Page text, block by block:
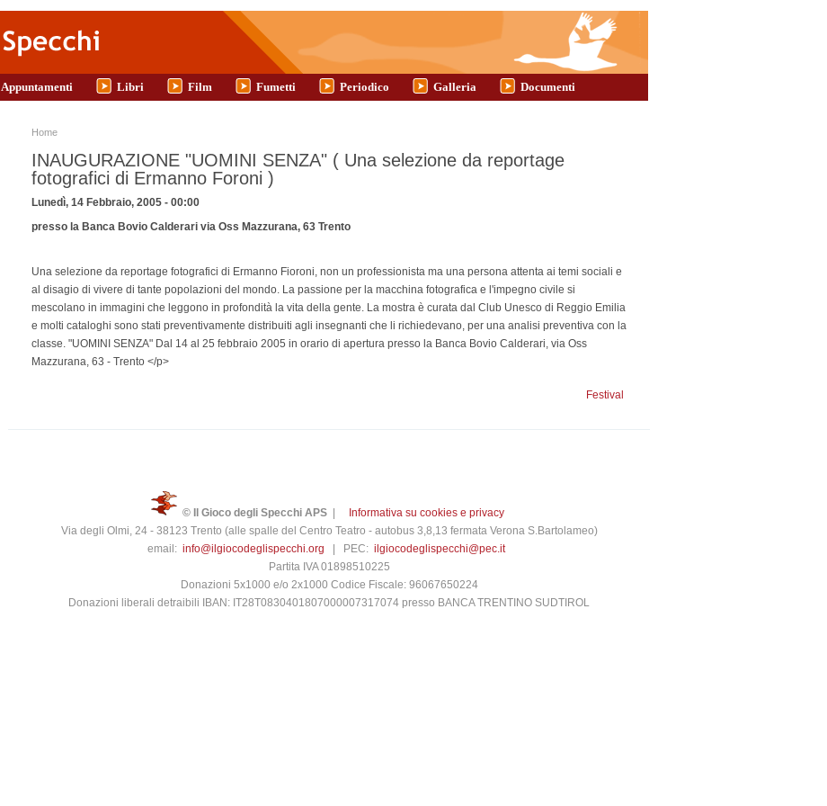
Appuntamenti Libri Film Fumetti Periodico Galleria Documenti
Tu sei qui
Home
INAUGURAZIONE "UOMINI SENZA" ( Una selezione da reportage
fotografici di Ermanno Foroni )
Lunedì, 14 Febbraio, 2005 - 00:00
presso la Banca Bovio Calderari via Oss Mazzurana, 63 Trento
Una selezione da reportage fotografici di Ermanno Fioroni, non un professionista ma una persona attenta ai temi sociali e
al disagio di vivere di tante popolazioni del mondo. La passione per la macchina fotografica e l'impegno civile si
mescolano in immagini che leggono in profondità la vita della gente. La mostra è curata dal Club Unesco di Reggio Emilia
e molti cataloghi sono stati preventivamente distribuiti agli insegnanti che li richiedevano, per una analisi preventiva con la
classe. "UOMINI SENZA" Dal 14 al 25 febbraio 2005 in orario di apertura presso la Banca Bovio Calderari, via Oss
Mazzurana, 63 - Trento </p>
Festival
© Il Gioco degli Specchi APS|
Informativa su cookies e privacy
Via degli Olmi, 24 - 38123 Trento (alle spalle del Centro Teatro - autobus 3,8,13 fermata Verona S.Bartolameo)
email: info@ilgiocodeglispecchi.org | PEC: ilgiocodeglispecchi@pec.it
Partita IVA 01898510225
Donazioni 5x1000 e/o 2x1000 Codice Fiscale: 96067650224
Donazioni liberali detraibili IBAN: IT28T0830401807000007317074 presso BANCA TRENTINO SUDTIROL